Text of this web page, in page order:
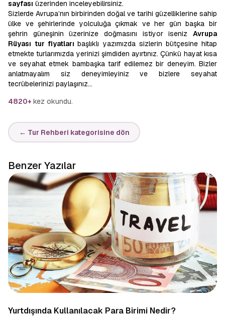
sayfası üzerinden inceleyebilirsiniz.
Sizlerde Avrupa’nın birbirinden doğal ve tarihi güzelliklerine sahip
ülke ve şehirlerinde yolculuğa çıkmak ve her gün başka bir
şehrin güneşinin üzerinize doğmasını istiyor iseniz Avrupa
Rüyası tur fiyatlarıbaşlıklı yazımızda sizlerin bütçesine hitap
etmekte turlarımızda yerinizi şimdiden ayırtınız. Çünkü hayat kısa
ve seyahat etmek bambaşka tarif edilemez bir deneyim. Bizler
anlatmayalım siz deneyimleyiniz ve bizlere seyahat
tecrübelerinizi paylaşınız…
4820+ kez okundu.
← Tur Rehberi kategorisine dön
Benzer Yazılar
Yurtdışında Kullanılacak Para Birimi Nedir?